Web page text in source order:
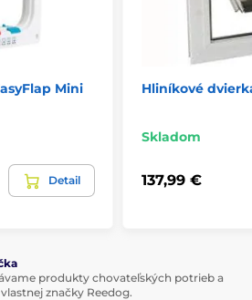
sa môžu zmeniť bez
Obrázky majú len
v kategóriách
Dvierka
Pre mačky
Mini
Detail
Hliníkové
Skladom
137,99 €
produkty chovateľských potrieb a
značky Reedog.